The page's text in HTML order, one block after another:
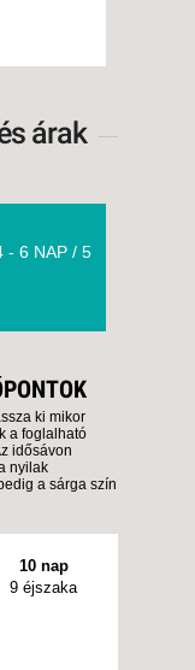
árak
- 6 NAP / 5
ki mikor
a foglalható
idősávon
nyilak
a sárga szín
10 nap
9 éjszaka